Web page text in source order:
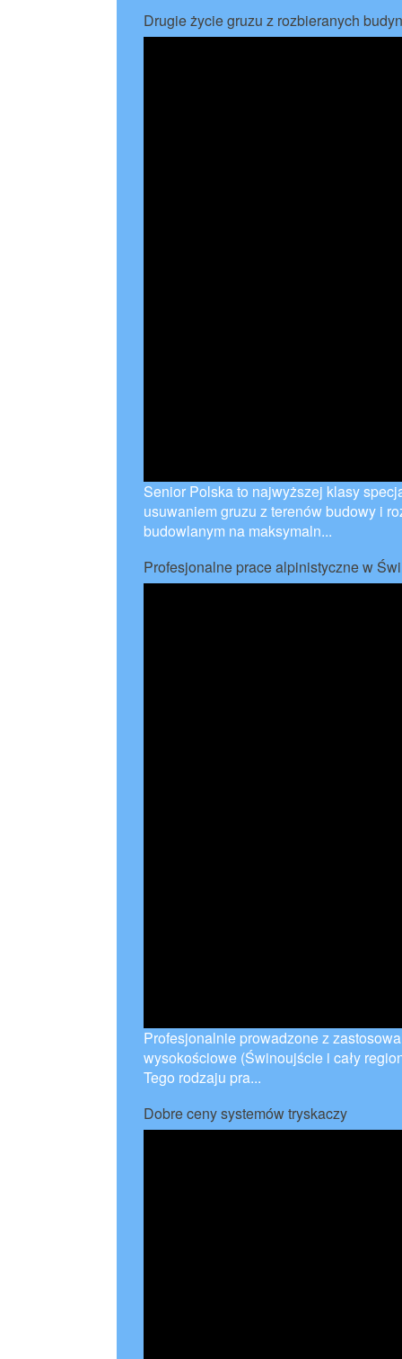
Drugie życie gruzu z rozbieranych
Senior Polska to najwyższej klasy
usuwaniem gruzu z terenów budowy i
budowlanym na maksymaln...
Profesjonalne prace alpinistyczne w
Profesjonalnie prowadzone z
wysokościowe (Świnoujście i cały
Tego rodzaju pra...
Dobre ceny systemów tryskaczy